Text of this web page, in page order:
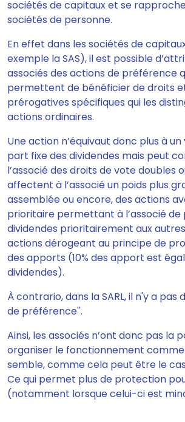
sociétés de capitaux et se
sociétés de personne.
En effet dans les sociétés de
exemple la SAS), il est possible
associés des actions de préférence
permettent de bénéficier de droits
prérogatives spécifiques qui les
actions ordinaires.
Une action n’équivaut donc plus à
part fixe des dividendes mais peut
l’associé des droits de vote doubles
affectent à l’associé un poids plus
assemblée ou encore, des actions
prioritaire permettant à l’associé de
dividendes prioritairement aux
actions dérogeant au principe de
des apports (10% des apport est égal
dividendes).
À contrario, dans la SARL, il n'y a pas
de préférence''.
Ainsi, les associés n’ont donc pas la
organiser le fonctionnement
semble, comme cela peut être le cas
Ce qui permet plus de protection
(notamment lorsque celui-ci est